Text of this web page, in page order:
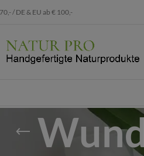
/ DE & EU ab € 100,-